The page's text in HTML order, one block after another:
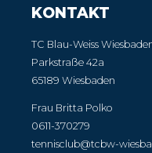
KONTAKT
TC Blau-Weiss
Parkstraße 42a
65189 Wiesbaden
Frau Britta Polko
0611-370279
tennisclub@tcbw-